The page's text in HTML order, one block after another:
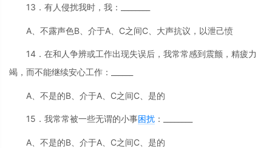
13．有人侵扰我时，我：________
A、不露声色B、介于A、C之间C、大声抗议，以泄己愤
14．在和人争辨或工作出现失误后，我常常感到震颤，精疲力
竭，而不能继续安心工作：______
A、不是的B、介于A、C之间C、是的
15．我常常被一些无谓的小事困扰 ：________
A、不是的B、介于A、C之间C、是的